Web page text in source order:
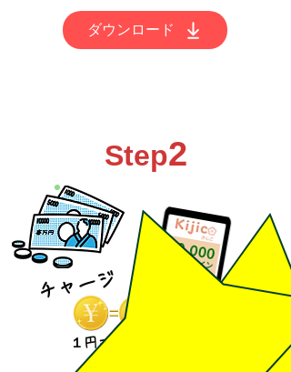
ダウンロード
Step2
チャージ
​１円＝１コイン